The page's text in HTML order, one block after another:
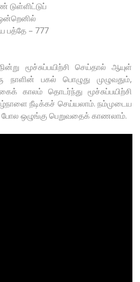
டுள்ளிட்டுப்
ஒன்றெனில்
பத்தே – 777
மூச்சுப்பயிற்சி செய்தால் ஆயுள்
நாளின் பகல் பொழுது முழுவதும்,
காலம் தொடர்ந்து மூச்சுப்பயிற்சி
நீடிக்கச் செய்யலாம். நம்முடைய
போல ஒழுங்கு பெறுவதைக் காணலாம்.